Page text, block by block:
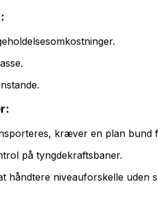
kræver en plan bund
på tyngdekraftsbaner.
håndtere niveauforskelle uden